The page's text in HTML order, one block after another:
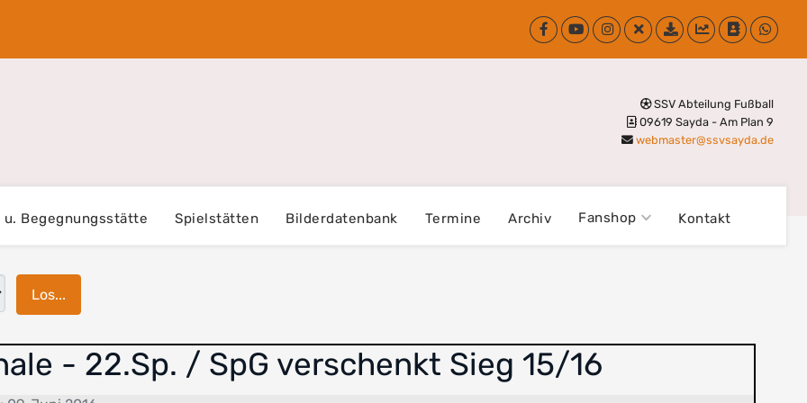
SSV Abteilung Fußball
09619 Sayda - Am Plan 9
webmaster@ssvsayda.de
Begegnungsstätte Spielstätten Bilderdatenbank Termine Archiv Fanshop Kontakt
Los...
- 22.Sp. / SpG verschenkt Sieg 15/16